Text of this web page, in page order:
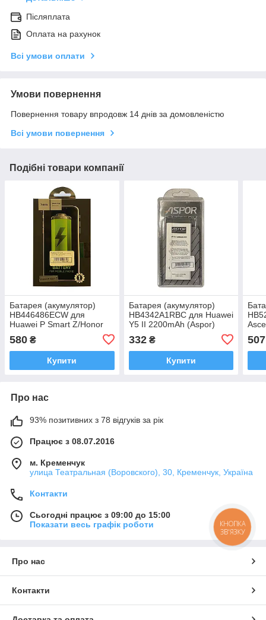
Післяплата
Оплата на рахунок
Всі умови оплати
Умови повернення
Повернення товару впродовж 14 днів за домовленістю
Всі умови повернення
Подібні товари компанії
Батарея (акумулятор)
HB446486ECW для
Huawei P Smart Z/Honor
580 ₴
Купити
Батарея (акумулятор)
HB4342A1RBC для Huawei
Y5 II 2200mAh (Aspor)
332₴
Купити
507
Про нас
93% позитивних з 78 відгуків за рік
Працює з 08.07.2016
м. Кременчук
улица Театральная (Воровского), 30, Кременчук, Україна
Контакти
Сьогодні працює з 09:00 до 15:00
Показати весь графік роботи
Про нас
Контакти
КНОПКА
ЗВ'ЯЗКУ